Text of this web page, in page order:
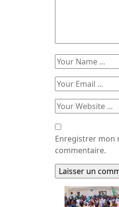
Enregistrer mon
commentaire.